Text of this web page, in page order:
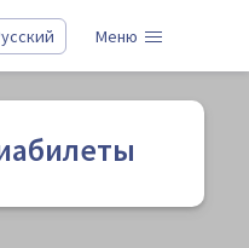
Меню